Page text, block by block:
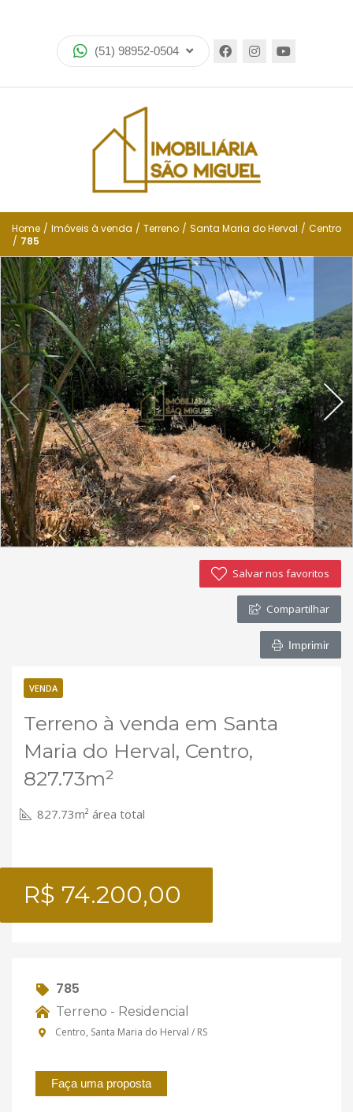
(51) 98952-0504
Imóveis
Encomende seu imóvel
Financiamento
Negocie seu imóvel
Simulador de financiamento
Negocie seu imóvel
Imóveis favoritos
Contato
Home / Imóveis à venda / Terreno / Santa Maria do Herval / Centro
/ 785
Salvar nos favoritos
Compartilhar
Imprimir
VENDA
Terreno à venda em Santa
Maria do Herval, Centro,
827.73m²
827.73m² área total
R$ 74.200,00
785
Terreno - Residencial
Centro, Santa Maria do Herval / RS
Faça uma proposta